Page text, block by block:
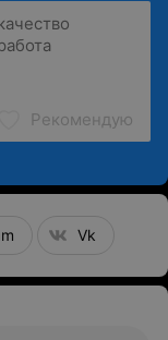
Рекомендую
Vk